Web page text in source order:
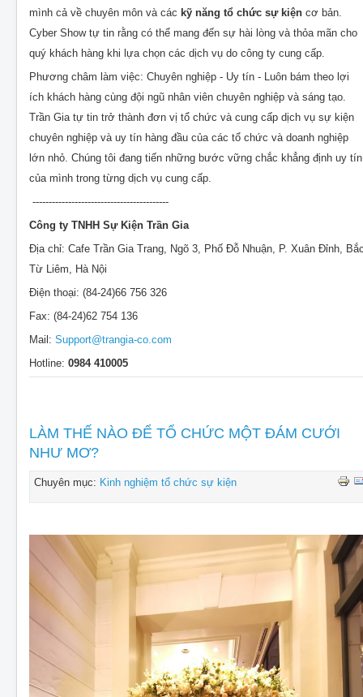
mình cả về chuyên môn và các kỹ năng tổ chức sự kiện cơ bản.
Cyber Show tự tin rằng có thể mang đến sự hài lòng và thỏa mãn cho
quý khách hàng khi lựa chọn các dịch vụ do công ty cung cấp.
Phương châm làm việc: Chuyên nghiệp - Uy tín - Luôn bám theo lợi
ích khách hàng cùng đội ngũ nhân viên chuyên nghiệp và sáng tạo.
Trần Gia tự tin trở thành đơn vị tổ chức và cung cấp dịch vụ sự kiện
chuyên nghiệp và uy tín hàng đầu của các tổ chức và doanh nghiệp
lớn nhỏ. Chúng tôi đang tiến những bước vững chắc khẳng định uy tín
của mình trong từng dịch vụ cung cấp.
------------------------------------------
Công ty TNHH Sự Kiện Trần Gia
Địa chỉ: Cafe Trần Gia Trang, Ngõ 3, Phố Đỗ Nhuận, P. Xuân Đỉnh,
Từ Liêm, Hà Nội
Điện thoại: (84-24)66 756 326
Fax: (84-24)62 754 136
Mail: Support@trangia-co.com
Hotline: 0984 410005
LÀM THẾ NÀO ĐỂ TỔ CHỨC MỘT ĐÁM CƯỚI
NHƯ MƠ?
Chuyên mục: Kinh nghiệm tổ chức sự kiện